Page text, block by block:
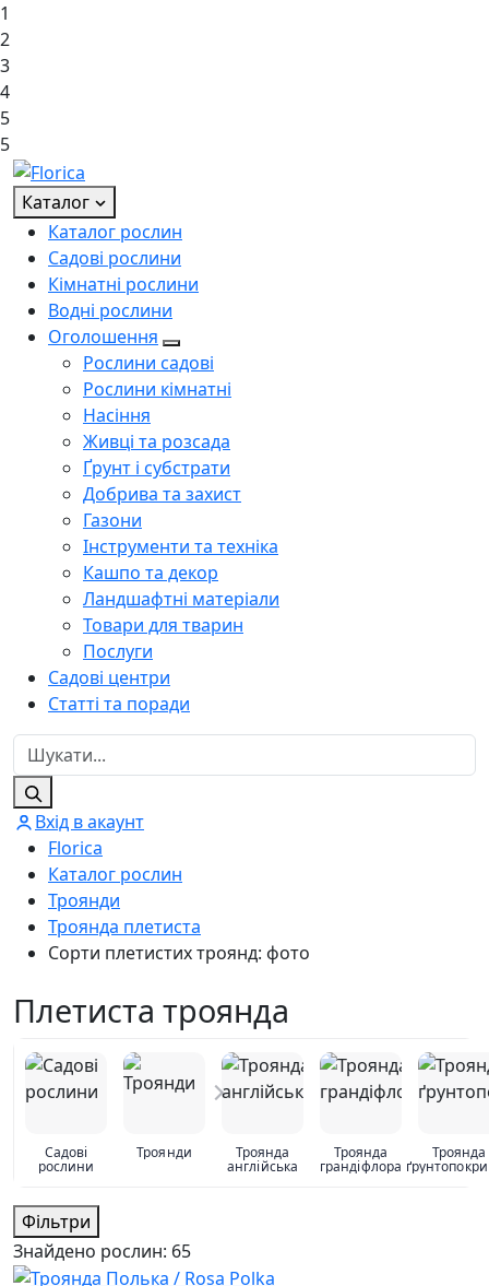
1
2
3
4
5
5
Каталог
Каталог рослин
Садові рослини
Кімнатні рослини
Водні рослини
Оголошення
Рослини садові
Рослини кімнатні
Насіння
Живці та розсада
Ґрунт і субстрати
Добрива та захист
Газони
Інструменти та техніка
Кашпо та декор
Ландшафтні матеріали
Товари для тварин
Послуги
Садові центри
Статті та поради
Вхід в акаунт
Florica
Каталог рослин
Троянди
Троянда плетиста
Сорти плетистих троянд: фото
Плетиста троянда
Садові
рослини
Троянди Троянда
англійська
Троянда
грандіфлора
Троянда
Фільтри
Знайдено рослин: 65